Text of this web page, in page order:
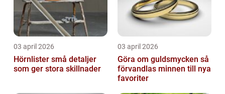
03 april 2026
Hörnlister små detaljer
som ger stora skillnader
03 april 2026
Göra om guldsmycken så
förvandlas minnen till nya
favoriter